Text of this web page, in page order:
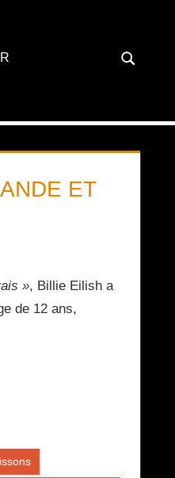
ET
», Billie Eilish a
de 12 ans,